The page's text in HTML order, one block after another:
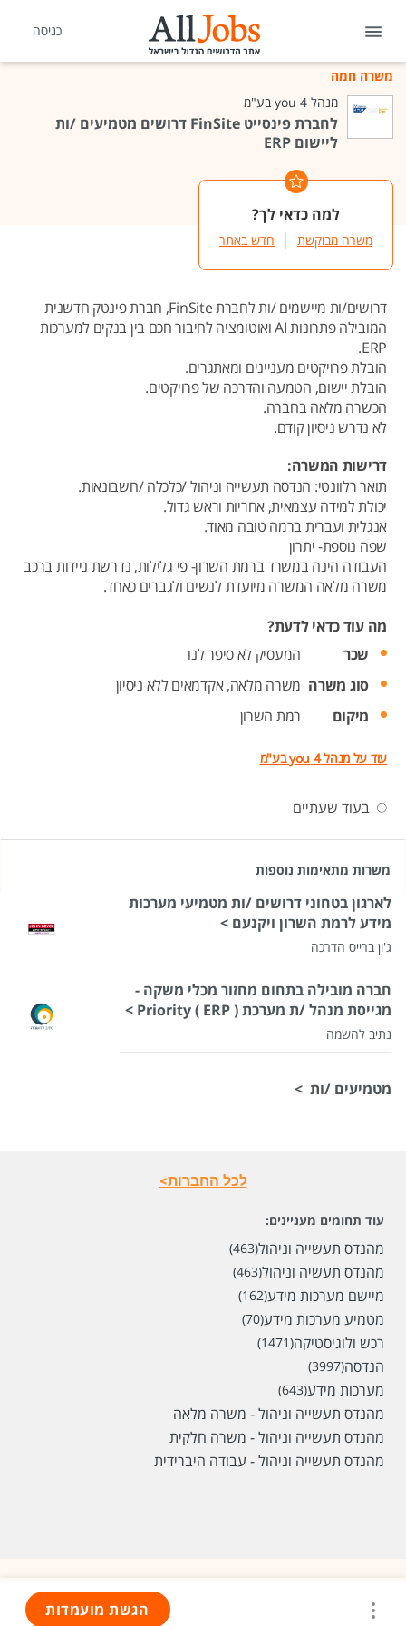
כניסה
משרה חמה
מנהל 4 you בע"מ
לחברת פינסייט FinSite דרושים מטמיעים /ות
ליישום ERP
למה כדאי לך?
משרה מבוקשת חדש באתר
דרושים/ות מיישמים /ות לחברת FinSite, חברת פינטק חדשנית
המובילה פתרונות AI ואוטומציה לחיבור חכם בין בנקים למערכות
ERP.
הובלת פרויקטים מעניינים ומאתגרים.
הובלת יישום, הטמעה והדרכה של פרויקטים.
הכשרה מלאה בחברה.
לא נדרש ניסיון קודם.
דרישות המשרה:
תואר רלוונטי: הנדסה תעשייה וניהול /כלכלה /חשבונאות.
יכולת למידה עצמאית, אחריות וראש גדול.
אנגלית ועברית ברמה טובה מאוד.
שפה נוספת- יתרון
העבודה הינה במשרד ברמת השרון- פי גלילות, נדרשת ניידות ברכב
משרה מלאה המשרה מיועדת לנשים ולגברים כאחד.
מה עוד כדאי לדעת?
שכר
המעסיק לא סיפר לנו
סוג משרה משרה מלאה,אקדמאים ללא ניסיון
מיקום
רמת השרון
עוד על מנהל 4 you בע"מ
בעוד שעתיים
משרות מתאימות נוספות
לארגון בטחוני דרושים /ות מטמיעי מערכות
מידע לרמת השרון ויקנעם >
ג'ון ברייס הדרכה
חברה מובילה בתחום מחזור מכלי משקה -
מגייסת מנהל /ת מערכת Priority ( ERP ) >
נתיב להשמה
מטמיעים /ות >
לכל החברות>
עוד תחומים מעניינים:
מהנדס תעשייה וניהול(463)
מהנדס תעשיה וניהול(463)
מיישם מערכות מידע(162)
מטמיע מערכות מידע(70)
רכש ולוגיסטיקה(1471)
הנדסה(3997)
מערכות מידע(643)
מהנדס תעשייה וניהול - משרה מלאה
מהנדס תעשייה וניהול - משרה חלקית
מהנדס תעשייה וניהול - עבודה היברידית
הגשת מועמדות